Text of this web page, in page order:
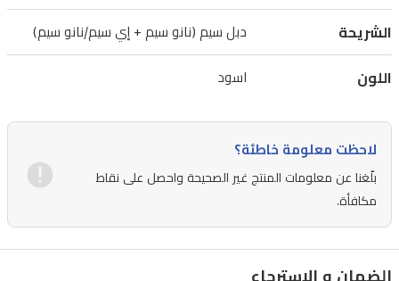
اختبر
تعدد
المهام
وصول
الشريحة دبل سيم (نانو سيم + إي سيم/نانو سيم)
اللون اسود
لاحظت معلومة خاطئة؟
بلّغنا عن معلومات المنتج غير الصحيحة واحصل على نقاط
مكافأة.
الضمان و الاسترجاع